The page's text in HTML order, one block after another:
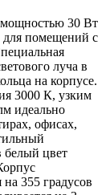
30 Вт
для помещений с
луча в
на корпусе.
3000 К, узким
идеально
офисах,
белый цвет
355 градусов